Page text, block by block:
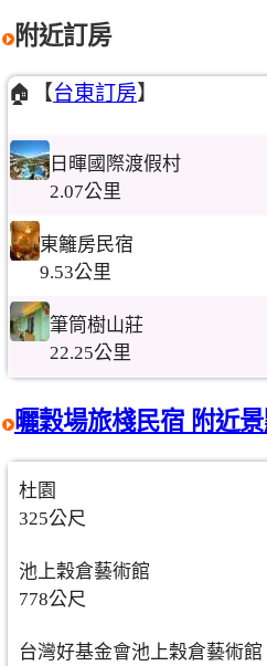
附近訂房
🏠【台東訂房】
日暉國際渡假村
2.07公里
東籬房民宿
9.53公里
筆筒樹山莊
22.25公里
曬穀場旅棧民宿 附近
杜園
325公尺
池上穀倉藝術館
778公尺
台灣好基金會池上穀倉藝術館